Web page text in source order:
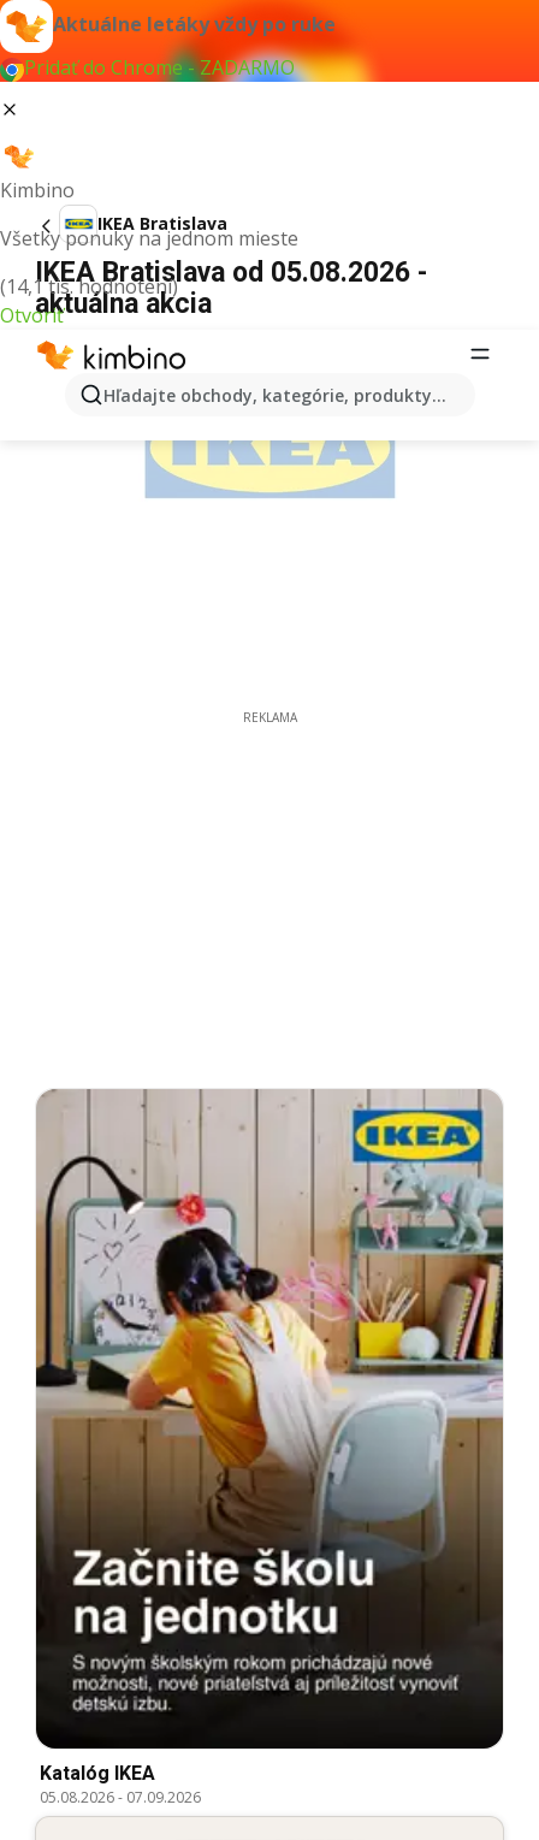
Aktuálne letáky vždy po ruke
Pridať do Chrome - ZADARMO
Kimbino
Všetky ponuky na jednom mieste
(14,1 tis. hodnotení)
Otvoriť
Hľadajte obchody, kategórie, produkty...
IKEA Bratislava
IKEA Bratislava od 05.08.2026 -
aktuálna akcia
REKLAMA
Katalóg IKEA
05.08.2026- 07.09.2026